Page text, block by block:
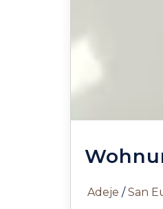
Adeje /San